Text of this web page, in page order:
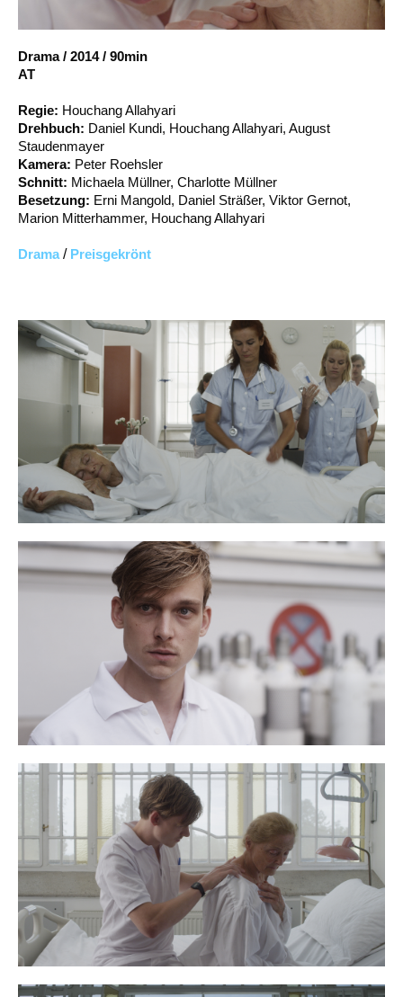
Account
Drama / 2014 / 90min
AT
Regie: Houchang Allahyari
Drehbuch: Daniel Kundi, Houchang Allahyari, August
Staudenmayer
Kamera: Peter Roehsler
Schnitt: Michaela Müllner, Charlotte Müllner
Besetzung: Erni Mangold, Daniel Sträßer, Viktor Gernot,
Marion Mitterhammer, Houchang Allahyari
Drama / Preisgekrönt